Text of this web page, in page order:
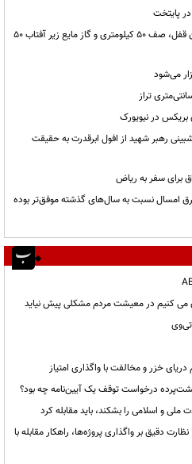
پایتخت
ریمـدان در آستانه بحران؛ ۳ هزار کامیون قفل، صف ۵۰ کیلومتری و گاز مایع زیر آفتاب ۵۰
می‌شود
در نیویورک
رهبر شهید از افول ابرقدرت به حقیقت
برای سفر به ریاض
امسال نسبت به سال‌های گذشته موفق‌تر بوده
می کنیم در معیشت مردم مشکلی پیش نیاید
خزر و مخالفت با واگذاری امتیاز
پشت‌پرده درخواست توقف یک آیین‌نامه چه بود؟
و اسلامی را بشکند، باید مقابله کرد
دقیق بر واگذاری پروژه‌ها، راهکار مقابله با